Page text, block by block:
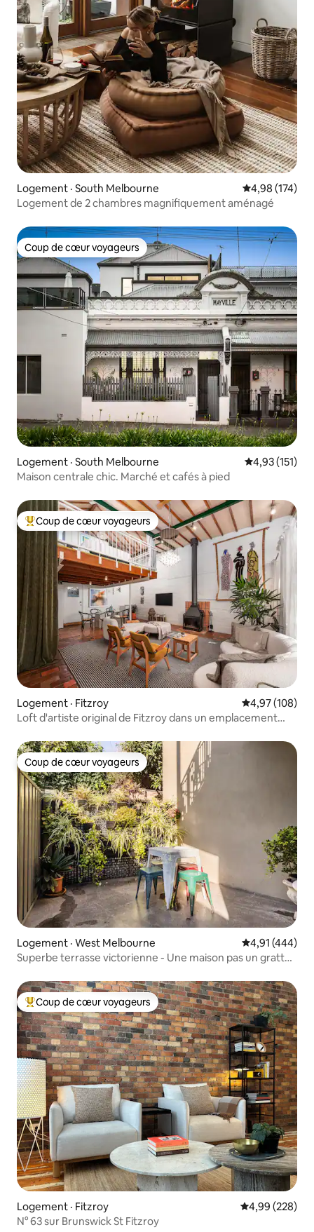
Logement · South Melbourne Note
4,98 (174)
Logement de 2 chambres magnifiquement aménagé
Coup de cœur voyageurs
Coup de cœur voyageurs
Logement · South Melbourne Note
4,93 (151)
Maison centrale chic. Marché et cafés à pied
Coup de cœur voyageurs parmi les plus aimés
Coup de cœur voyageurs
Logement · Fitzroy Note
4,97 (108)
Loft d'artiste original de Fitzroy dans un emplacement
Coup de cœur voyageurs
Coup de cœur voyageurs
Logement · West Melbourne Note
4,91 (444)
Superbe terrasse victorienne - Une maison pas un gratte-
Coup de cœur voyageurs parmi les plus aimés
Coup de cœur voyageurs
Logement · Fitzroy Note
4,99 (228)
N° 63 sur Brunswick St Fitzroy